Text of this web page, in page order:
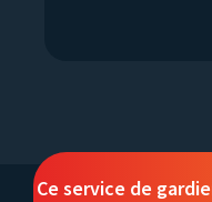
Ce service de